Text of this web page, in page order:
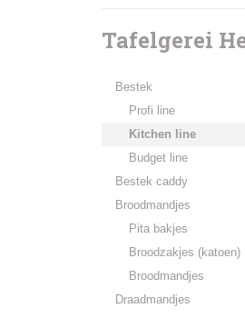
Tafelgerei
Bestek
Profi line
Kitchen line
Budget line
Bestek caddy
Broodmandjes
Pita bakjes
Broodzakjes (katoen)
Broodmandjes
Draadmandjes